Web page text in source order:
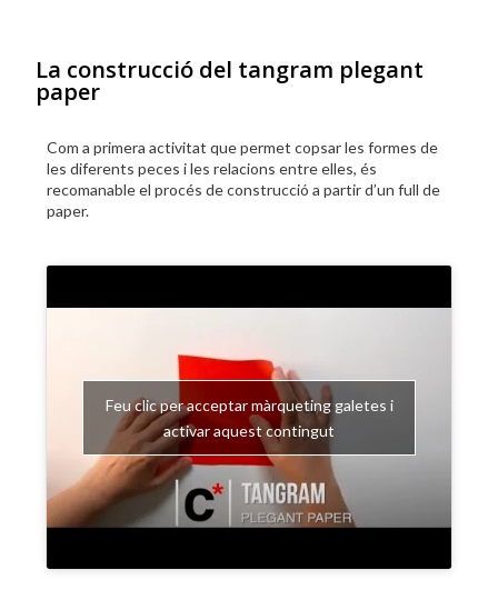
La construcció del tangram plegant
paper
Com a primera activitat que permet copsar les formes de
les diferents peces i les relacions entre elles, és
recomanable el procés de construcció a partir d’un full de
paper.
Feu clic per acceptar màrqueting galetes i
activar aquest contingut